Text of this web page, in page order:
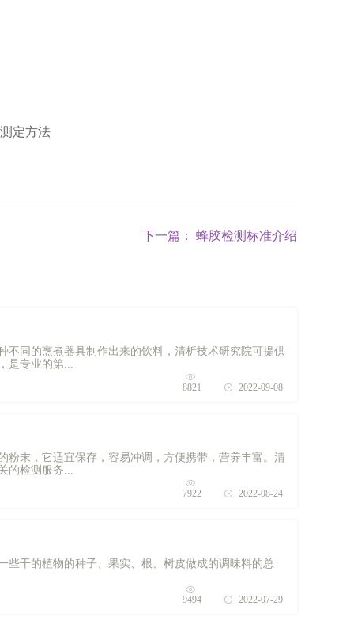
定方法
下一篇： 蜂胶检测标准介绍
不同的烹煮器具制作出来的饮料，清析技术研究院可提供
是专业的第...
8821 2022-09-08
粉末，它适宜保存，容易冲调，方便携带，营养丰富。清
的检测服务...
7922 2022-08-24
些干的植物的种子、果实、根、树皮做成的调味料的总
9494 2022-07-29